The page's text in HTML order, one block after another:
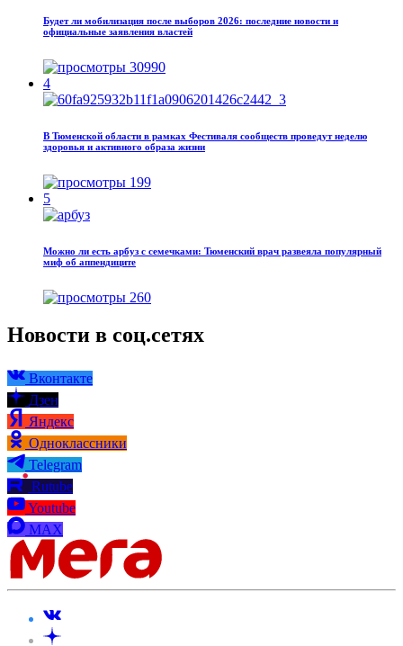
Будет ли мобилизация после выборов 2026: последние новости и
официальные заявления властей
30990
4
В Тюменской области в рамках Фестиваля сообществ проведут неделю
здоровья и активного образа жизни
199
5
Можно ли есть арбуз с семечками: Тюменский врач развеяла популярный
миф об аппендиците
260
Новости в соц.сетях
Вконтакте
Дзен
Яндекс
Одноклассники
Telegram
Rutube
Youtube
MAX